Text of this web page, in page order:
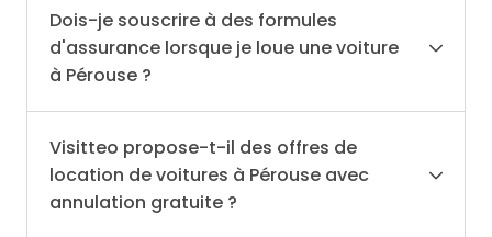
Dois-je souscrire à des formules
d'assurance lorsque je loue une voiture
à Pérouse ?
Visitteo propose-t-il des offres de
location de voitures à Pérouse avec
annulation gratuite ?